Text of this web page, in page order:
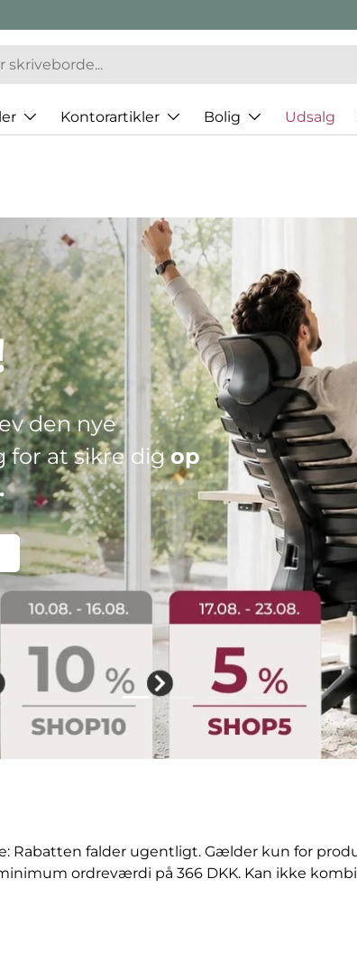
Kontorartikler Bolig Udsalg
fra
Indlæs film 1 af 4
Indlæs film 2 af 4
Indlæs film 3 af 4
Indlæs film
Rabatten falder ugentligt. Gælder kun for
ordreværdi på 366 DKK. Kan ikke